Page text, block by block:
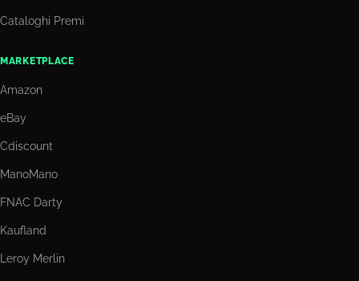
Cataloghi Premi
MARKETPLACE
Amazon
eBay
Cdiscount
ManoMano
FNAC Darty
Kaufland
Leroy Merlin